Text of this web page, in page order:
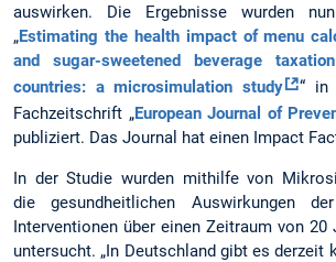
auswirken. Die Ergebnisse wurden
„Estimating the health impact of menu
and sugar-sweetened beverage
countries: a microsimulation study
“ in
Fachzeitschrift „European Journal of
publiziert. Das Journal hat einen Impact
In der Studie wurden mithilfe von
die gesundheitlichen Auswirkungen
Interventionen über einen Zeitraum von 20
untersucht. „In Deutschland gibt es derzeit